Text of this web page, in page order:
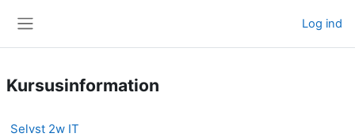
Log ind
Kursusinformation
Selvst 2w IT